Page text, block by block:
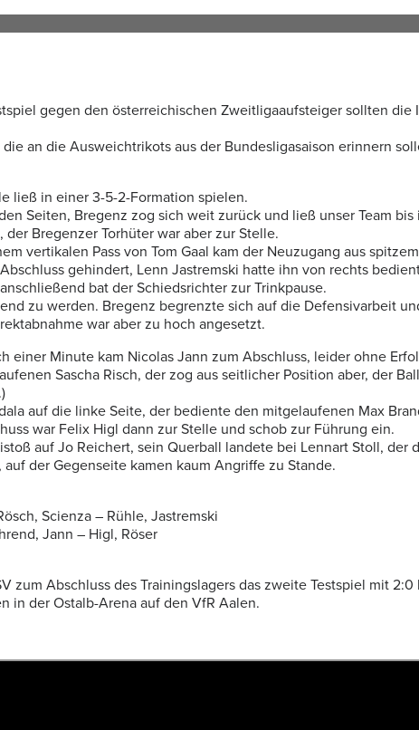
gegen den österreichischen Zweitligaaufsteiger sollten
an die Ausweichtrikots aus der Bundesligasaison erinnern
ließ in einer 3-5-2-Formation spielen.
Seiten, Bregenz zog sich weit zurück und ließ unser Team
Bregenzer Torhüter war aber zur Stelle.
vertikalen Pass von Tom Gaal kam der Neuzugang aus
gehindert, Lenn Jastremski hatte ihn von rechts
bat der Schiedsrichter zur Trinkpause.
zu werden. Bregenz begrenzte sich auf die Defensivarbeit
war aber zu hoch angesetzt.
einer Minute kam Nicolas Jann zum Abschluss, leider ohne
Sascha Risch, der zog aus seitlicher Position aber, der
auf die linke Seite, der bediente den mitgelaufenen Max
war Felix Higl dann zur Stelle und schob zur Führung ein.
auf Jo Reichert, sein Querball landete bei Lennart Stoll, der
der Gegenseite kamen kaum Angriffe zu Stande.
Scienza – Rühle, Jastremski
Jann – Higl, Röser
Abschluss des Trainingslagers das zweite Testspiel mit 2:0
in der Ostalb-Arena auf den VfR Aalen.